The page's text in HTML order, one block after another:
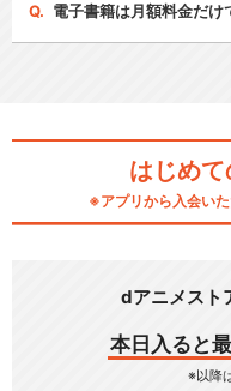
電子書籍は月額料金だけ
はじめ
※アプリから入会い
dアニメスト
本日入ると
※以降